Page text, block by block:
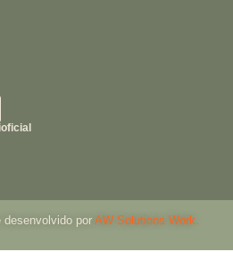
por AW Solutions Work.